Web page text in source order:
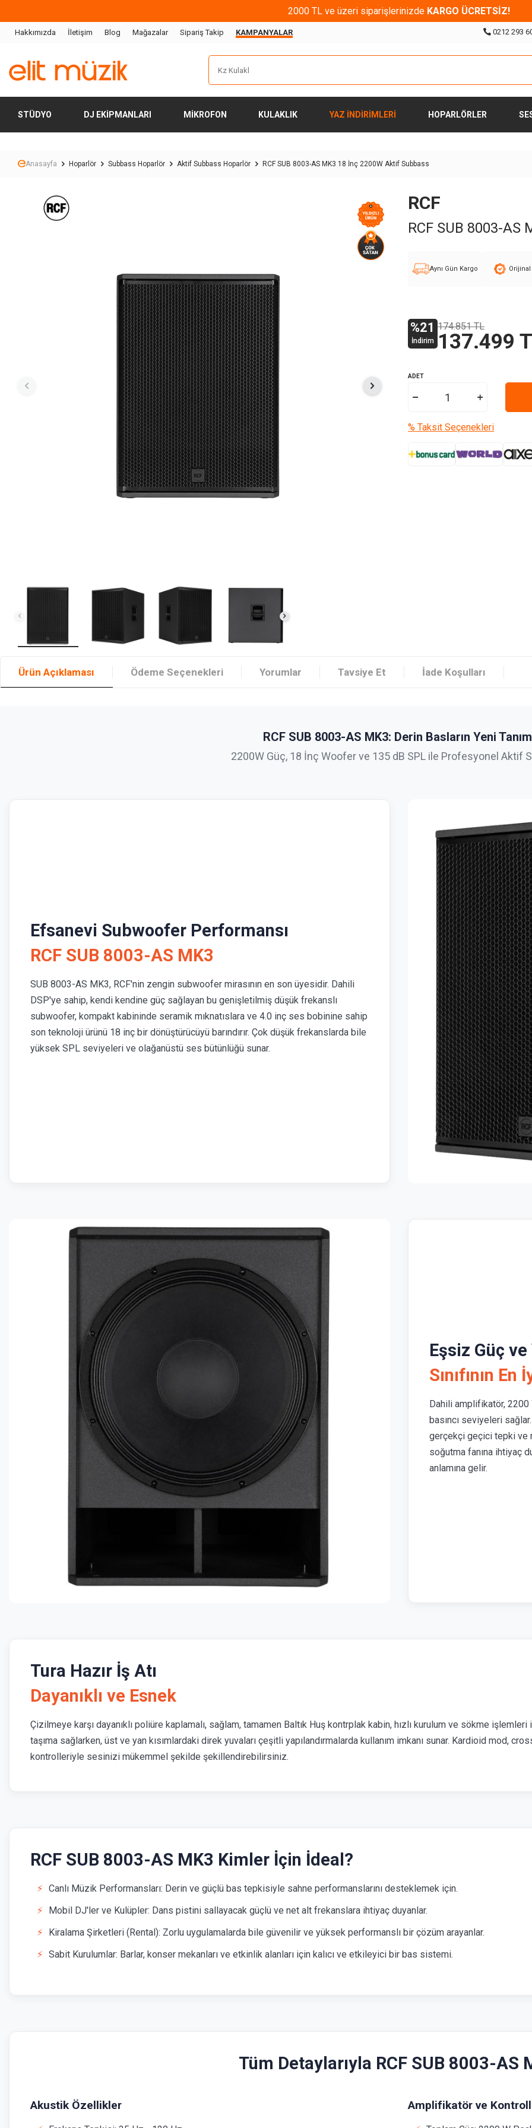
2000 TL ve üzeri siparişlerinizde KARGO ÜCRETSİZ!
Hakkımızda İletişim Blog Mağazalar Sipariş Takip KAMPANYALAR 0212 293
STÜDYO DJ EKIPMANLARI MIKROFON KULAKLIK YAZ İNDİRİMLERİ HOPARLÖRLER
Anasayfa Hoparlör Subbass Hoparlör Aktif Subbass Hoparlör RCF SUB 8003-AS MK3 18 İnç 2200W Aktif Subbass
RCF
RCF SUB 8003-
Aynı Gün Kargo
%21
İndirim
174.851TL
137.499
ADET
% Taksit Seçenekleri
Ürün Açıklaması Ödeme Seçenekleri Yorumlar Tavsiye Et İade Koşulları
RCF SUB 8003-AS MK3: Derin Basların Yeni
2200W Güç, 18 İnç Woofer ve 135 dB SPL ile Profesyonel Aktif
Efsanevi Subwoofer Performansı
RCF SUB 8003-AS MK3
SUB 8003-AS MK3, RCF'nin zengin subwoofer mirasının en son üyesidir. Dahili
DSP'ye sahip, kendi kendine güç sağlayan bu genişletilmiş düşük frekanslı
subwoofer, kompakt kabininde seramik mıknatıslara ve 4.0 inç ses bobinine sahip
son teknoloji ürünü 18 inç bir dönüştürücüyü barındırır. Çok düşük frekanslarda bile
yüksek SPL seviyeleri ve olağanüstü ses bütünlüğü sunar.
Eşsiz Güç
Sınıfının En
Dahili amplifikatör, 2200
basıncı seviyeleri
gerçekçi geçici tepki ve
soğutma fanına ihtiyaç
anlamına gelir.
Tura Hazır İş Atı
Dayanıklı ve Esnek
Çizilmeye karşı dayanıklı poliüre kaplamalı, sağlam, tamamen Baltık Huş kontrplak kabin, hızlı kurulum ve sökme
taşıma sağlarken, üst ve yan kısımlardaki direk yuvaları çeşitli yapılandırmalarda kullanım imkanı sunar. Kardioid mod,
kontrolleriyle sesinizi mükemmel şekilde şekillendirebilirsiniz.
RCF SUB 8003-AS MK3 Kimler İçin İdeal?
Canlı Müzik Performansları: Derin ve güçlü bas tepkisiyle sahne performanslarını desteklemek için.
Mobil DJ'ler ve Kulüpler: Dans pistini sallayacak güçlü ve net alt frekanslara ihtiyaç duyanlar.
Kiralama Şirketleri (Rental): Zorlu uygulamalarda bile güvenilir ve yüksek performanslı bir çözüm arayanlar.
Sabit Kurulumlar: Barlar, konser mekanları ve etkinlik alanları için kalıcı ve etkileyici bir bas sistemi.
Tüm Detaylarıyla RCF SUB 8003-AS
Akustik Özellikler Amplifikatör ve